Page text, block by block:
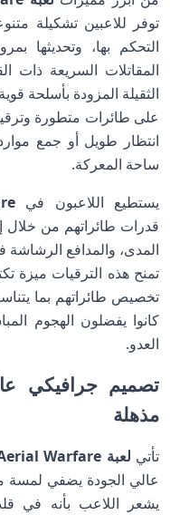
توفر للاعبين تشكيلة
التحكم بها، وتحديثها
المقاتلات السريعة ذات
الثقيلة المزودة بأسلحة
على طائرات متطورة
انتظار طويل أو جمع
ساحة المعركة.
يستطيع اللاعبون في
قدرات طائراتهم من خلال
المدى، والمدافع الرشاشة
تمنح هذه الترقيات ميزة
تخصيص طائراتهم بما
كانوا يفضلون الهجوم
العدو.
تصميم جرافيكي
مذهلة
تأتي لعبة Invasion: Aerial Warfare مهكرة
عالي الجودة يضفي لمسة
يشعر اللاعب بأنه في